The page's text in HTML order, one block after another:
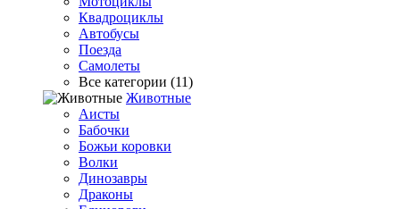
Квадроциклы
Автобусы
Поезда
Самолеты
Все категории (11)
Животные
Аисты
Бабочки
Божьи коровки
Волки
Динозавры
Драконы